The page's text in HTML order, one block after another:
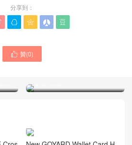
分享到：
   
 贊(0)
Goyard戈雅包包官網新款